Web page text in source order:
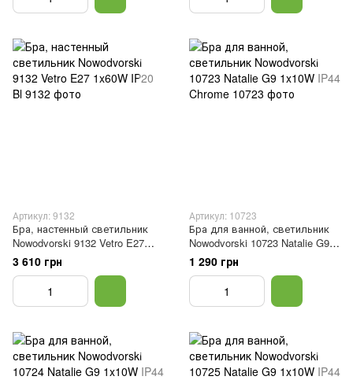
Артикул: 9132
Бра, настенный светильник
Nowodvorski 9132 Vetro E27
1x60W IP20 Bl
3 610 грн
Артикул: 10723
Бра для ванной, светильник
Nowodvorski 10723 Natalie G9
1x10W IP44 Chrome
1 290 грн